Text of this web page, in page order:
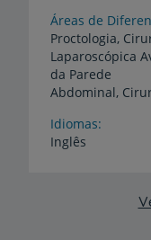
Áreas de
Proctologia,
Laparoscópica
da Parede
Idiomas
Inglês